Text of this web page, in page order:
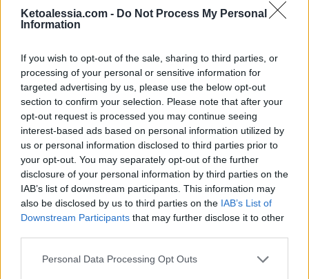
Ketoalessia.com - Do Not Process My Personal
Information
If you wish to opt-out of the sale, sharing to third parties, or
processing of your personal or sensitive information for
targeted advertising by us, please use the below opt-out
section to confirm your selection. Please note that after your
opt-out request is processed you may continue seeing
interest-based ads based on personal information utilized by
us or personal information disclosed to third parties prior to
your opt-out. You may separately opt-out of the further
disclosure of your personal information by third parties on the
IAB’s list of downstream participants. This information may
also be disclosed by us to third parties on the IAB’s List of
Downstream Participants that may further disclose it to other
Personal Data Processing Opt Outs
30 gr di eritritolo a velo ( clicca qui)
(clicca qui)
1 uovo
30 g di burro morbido
Per la crema
45 ml di panna
80 g di Philadelphia
40 ml di albume